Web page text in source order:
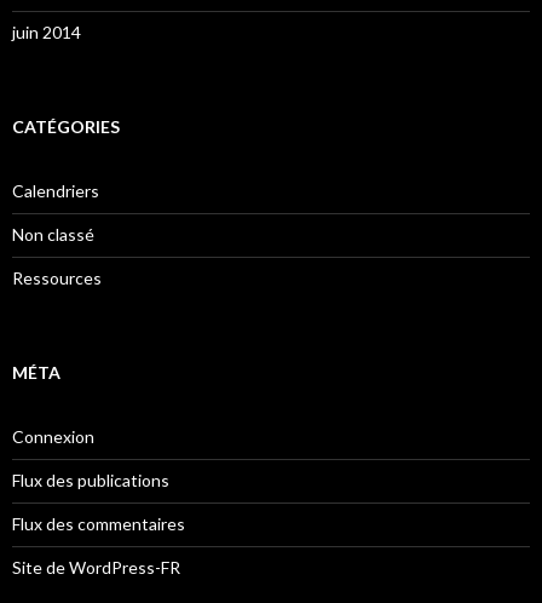
juin 2014
CATÉGORIES
Calendriers
Non classé
Ressources
MÉTA
Connexion
Flux des publications
Flux des commentaires
Site de WordPress-FR